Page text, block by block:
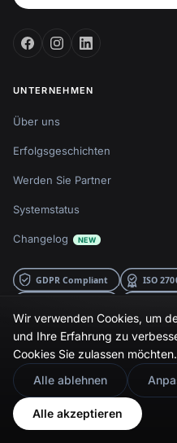
UNTERNEHMEN
Über uns
Erfolgsgeschichten
Werden Sie Partner
Systemstatus
Changelog NEW
PLATTFORM
UGC-Software
GBP-Software
GBP API
Wir verwenden Cookies, um
und Ihre Erfahrung zu
Cookies Sie zulassen möchten.
Alle ablehnen
Alle akzeptieren
🇬🇧 Would you prefer
View in English